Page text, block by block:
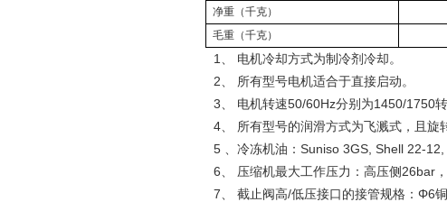
净重（千克）
毛重（千克）
1、 电机冷却方式为制冷剂冷却。
2、 所有型号电机适合于直接启动。
3、 电机转速50/60Hz分别为1450/1750转/
4、 所有型号的润滑方式为飞溅式，且旋转
5 、冷冻机油：Suniso 3GS, Shell 22-12,
6、 压缩机最大工作压力：高压侧26bar，
7、 截止阀高/低压接口的接管规格：Φ6铜